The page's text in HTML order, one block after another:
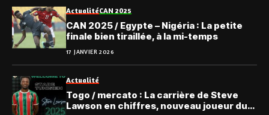
ActualitéCAN 2025
CAN 2025 / Egypte – Nigéria : La petite
finale bien tiraillée, à la mi-temps
17 JANVIER 2026
Actualité
Togo / mercato : La carrière de Steve
Lawson en chiffres, nouveau joueur du